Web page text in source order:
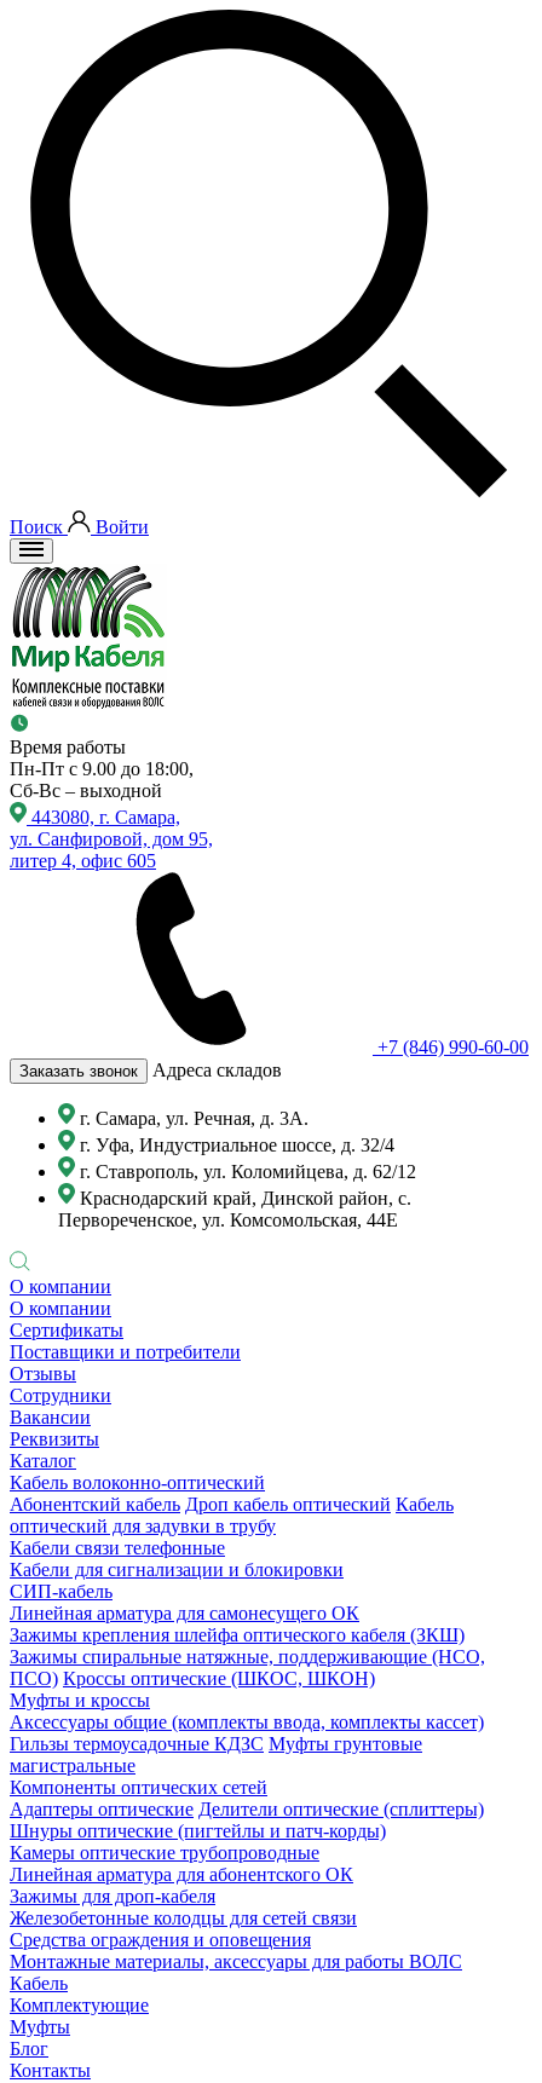
Поиск Войти
Время работы
Пн-Пт с 9.00 до 18:00,
Сб-Вс – выходной
443080, г. Самара,
ул. Санфировой, дом 95,
литер 4, офис 605
+7 (846) 990-60-00
Заказать звонок Адреса складов
г. Самара, ул. Речная, д. 3А.
г. Уфа, Индустриальное шоссе, д. 32/4
г. Ставрополь, ул. Коломийцева, д. 62/12
Краснодарский край, Динской район, с.
Первореченское, ул. Комсомольская, 44Е
О компании
О компании
Сертификаты
Поставщики и потребители
Отзывы
Сотрудники
Вакансии
Реквизиты
Каталог
Кабель волоконно-оптический
Абонентский кабель Дроп кабель оптический Кабель
оптический для задувки в трубу
Кабели связи телефонные
Кабели для сигнализации и блокировки
СИП-кабель
Линейная арматура для самонесущего ОК
Зажимы крепления шлейфа оптического кабеля (ЗКШ)
Зажимы спиральные натяжные, поддерживающие (НСО,
ПСО) Кроссы оптические (ШКОС, ШКОН)
Муфты и кроссы
Аксессуары общие (комплекты ввода, комплекты кассет)
Гильзы термоусадочные КДЗС Муфты грунтовые
магистральные
Компоненты оптических сетей
Адаптеры оптические Делители оптические (сплиттеры)
Шнуры оптические (пигтейлы и патч-корды)
Камеры оптические трубопроводные
Линейная арматура для абонентского ОК
Зажимы для дроп-кабеля
Железобетонные колодцы для сетей связи
Средства ограждения и оповещения
Монтажные материалы, аксессуары для работы ВОЛС
Кабель
Комплектующие
Муфты
Блог
Контакты